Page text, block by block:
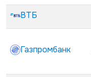
ВТБ
Газпромбанк